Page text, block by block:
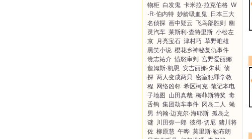
物柜 白发鬼 卡米拉·拉克伯格 W
·R·伯内特 妙龄吸血鬼 日本三大
名侦探 画中疑云 飞鸟部胜则
幽
灵汽车 莱斯利·查特里斯 小松左
京 月亮宝石 津村巧 草野唯雄
黑笑小说 樱花乡神秘复仇事件
贵志祐介 愤怒审判
宫野爱丽娜
詹姆斯·凯恩 安吉丽娜·朱莉 侦
探 两人变成两只 密室犯罪学教
程
网络凶邻 希区柯克 笔记本电
子地图
山田真哉 梅菲斯特奖 毒
舌钩 集团劫车事件 冈岛二人 蝇
男 约翰·迈克尔·海耶斯 孤岛之
谜 川田弥一郎 彼得·切尼 猪川将
佐 柳原慧 午晔 莫里斯·勒布朗